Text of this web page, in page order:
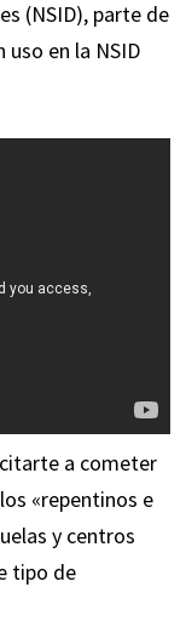
(NSID), parte de
uso en la NSID
a cometer
«repentinos e
y centros
tipo de